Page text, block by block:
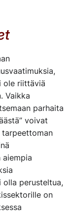
ole riittäviä
Vaikka
parhaita
voivat
tarpeettoman
aiempia
olla perusteltua,
on